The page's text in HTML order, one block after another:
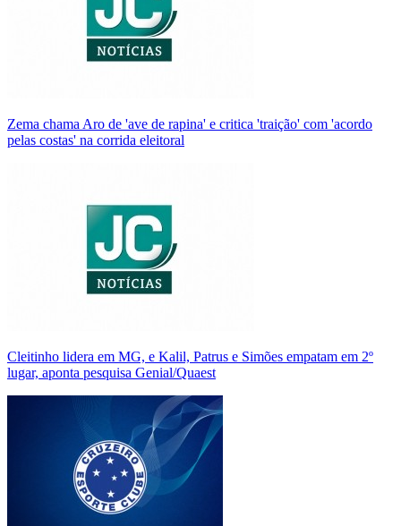
Zema chama Aro de 'ave de rapina' e critica 'traição' com 'acordo
pelas costas' na corrida eleitoral
Cleitinho lidera em MG, e Kalil, Patrus e Simões empatam em 2º
lugar, aponta pesquisa Genial/Quaest